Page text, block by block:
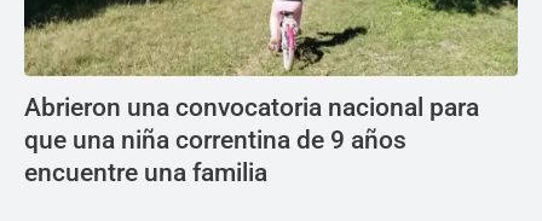
Abrieron una convocatoria nacional para
que una niña correntina de 9 años
encuentre una familia